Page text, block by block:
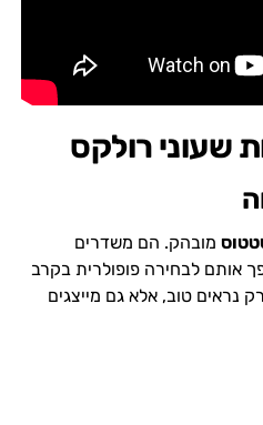
שעוני רולקס
מובהק. הם משדרים
אותם לבחירה פופולרית בקרב
נראים טוב, אלא גם מייצגים